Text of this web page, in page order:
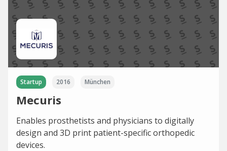
Startup 2016 München
Mecuris
Enables prosthetists and physicians to digitally
design and 3D print patient-specific orthopedic
devices.